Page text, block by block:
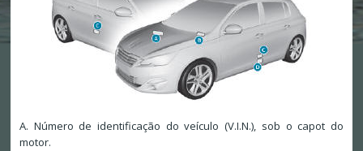
A. Número de identificação do veículo (V.I.N.), sob o capot do
motor.